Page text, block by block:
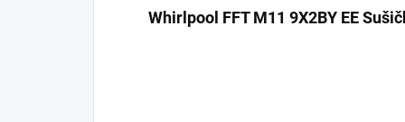
Whirlpool FFT M11 9X2BY EE